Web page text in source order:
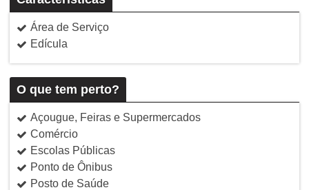
Área de Serviço
Edícula
O que tem perto?
Açougue, Feiras e Supermercados
Comércio
Escolas Públicas
Ponto de Ônibus
Posto de Saúde